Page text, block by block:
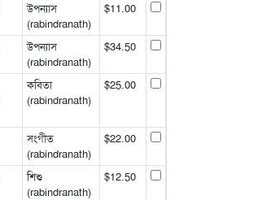
উপন্যাস
(rabindranath)
$11.00
উপন্যাস
(rabindranath)
$34.50
কবিতা
(rabindranath)
$25.00
সংগীত
(rabindranath)
$22.00
শিশু
(rabindranath)
$12.50